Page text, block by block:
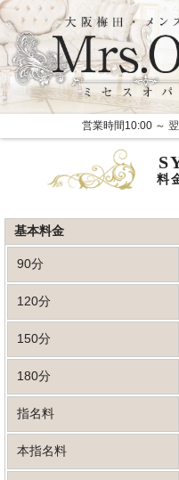
営業時間10:00 ～
料
基本料金
90分
120分
150分
180分
指名料
本指名料